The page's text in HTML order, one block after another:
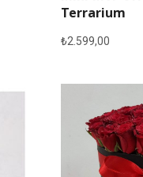
Terrarium
₺2.599,00